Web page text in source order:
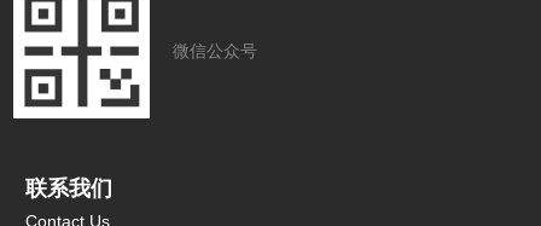
联系我们
Contact Us
微信公众号